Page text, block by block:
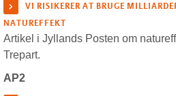
VI RISIKERER AT BRUGE
NATUREFFEKT
Artikel i Jyllands Posten om
Trepart.
AP2